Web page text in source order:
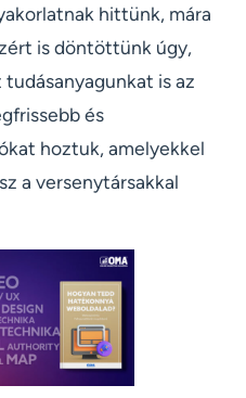
hittünk, mára
is döntöttünk úgy,
is az
és
hoztuk, amelyekkel
a versenytársakkal